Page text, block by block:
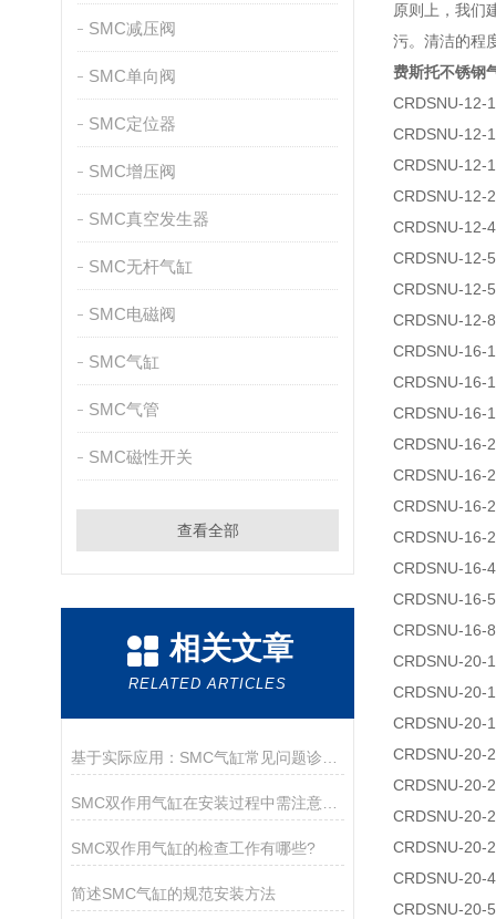
SMC减压阀
SMC单向阀
SMC定位器
SMC增压阀
SMC真空发生器
SMC无杆气缸
SMC电磁阀
SMC气缸
SMC气管
SMC磁性开关
查看全部
相关文章
RELATED ARTICLES
SMC双作用气缸在安装过程中需注意以下关键事项
SMC双作用气缸的检查工作有哪些?
简述SMC气缸的规范安装方法
原则上，我们
污。清洁的程
费斯托不锈钢
CRDSNU-12-
CRDSNU-12-
CRDSNU-12-
CRDSNU-12-
CRDSNU-12-
CRDSNU-12-
CRDSNU-12-
CRDSNU-12-
CRDSNU-16-
CRDSNU-16-
CRDSNU-16-
CRDSNU-16-
CRDSNU-16-
CRDSNU-16-
CRDSNU-16-
CRDSNU-16-
CRDSNU-16-
CRDSNU-16-
CRDSNU-20-
CRDSNU-20-
CRDSNU-20-
CRDSNU-20-
CRDSNU-20-
CRDSNU-20-
CRDSNU-20-
CRDSNU-20-
CRDSNU-20-